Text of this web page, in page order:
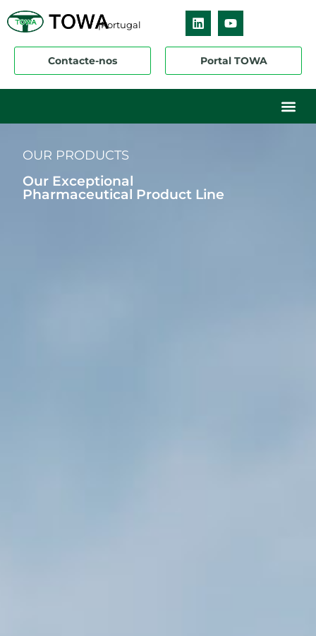
|Portugal
Contacte-nos Portal TOWA
OUR PRODUCTS
Our Exceptional
Pharmaceutical Product Line​